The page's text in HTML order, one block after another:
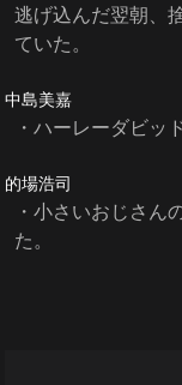
逃げ込んだ翌朝、
ていた。
中島美嘉
・ハーレーダビッ
的場浩司
・小さいおじさん
た。